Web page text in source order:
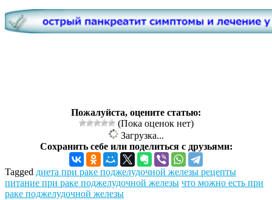
Пожалуйста, оцените статью:
(Пока оценок нет)
Загрузка...
Сохранить себе или поделиться с друзьями:
Tagged диета при раке поджелудочной железы рецепты
питание при раке поджелудочной железы что можно есть при
раке поджелудочной железы